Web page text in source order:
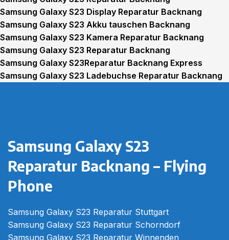
Samsung Galaxy S23 Display Reparatur Backnang
Samsung Galaxy S23 Akku tauschen Backnang
Samsung Galaxy S23 Kamera Reparatur Backnang
Samsung Galaxy S23 Reparatur Backnang
Samsung Galaxy S23Reparatur Backnang Express
Samsung Galaxy S23 Ladebuchse Reparatur Backnang
Samsung Galaxy S23
Reparatur Backnang – Flying
Phone
Samsung Galaxy S23 Reparatur Stuttgart
Samsung Galaxy S23 Reparatur Schorndorf
Samsung Galaxy S23 Reparatur Winnenden